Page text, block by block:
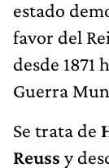
estado
favor del
desde 1871
Guerra
Se trata de
Reuss y